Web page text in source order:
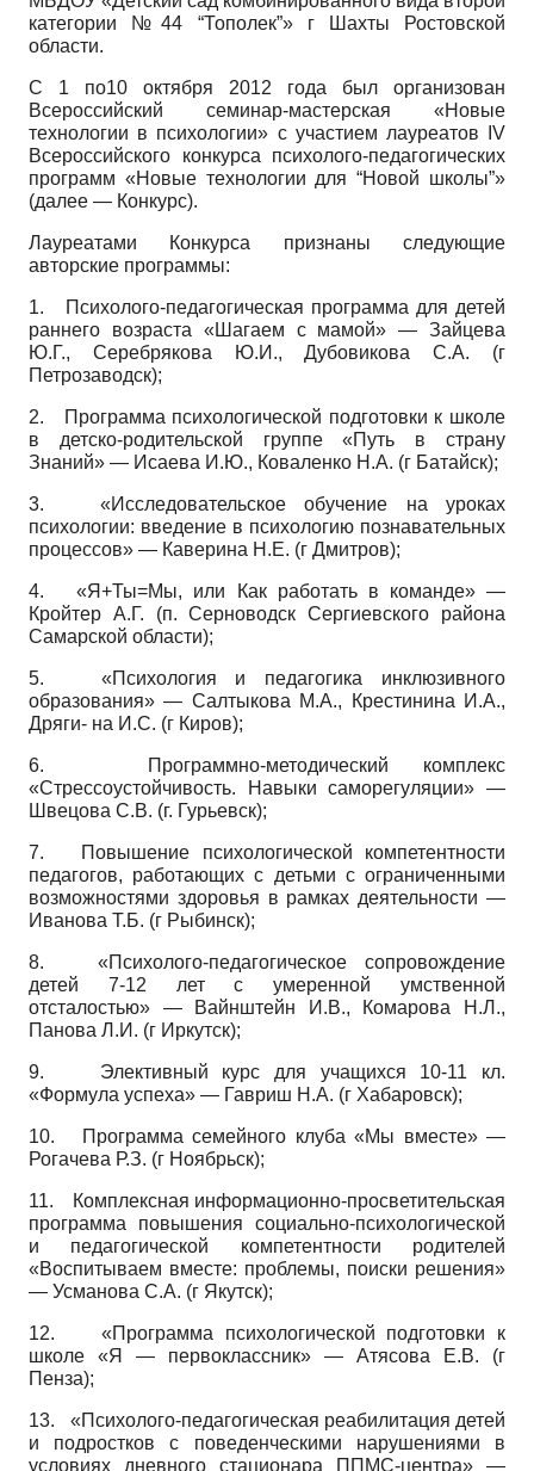
категории №44 “Тополек”» г Шахты Ростовской
области.
С 1 по10 октября 2012 года был организован
Всероссийский семинар-мастерская «Новые
технологии в психологии» с участием лауреатов IV
Всероссийского конкурса психолого-педагогических
программ «Новые технологии для “Новой школы”»
(далее — Конкурс).
Лауреатами Конкурса признаны следующие
авторские программы:
1.
Психолого-педагогическая программа для детей
раннего возраста «Шагаем с мамой» — Зайцева
Ю.Г., Серебрякова Ю.И., Дубовикова С.А. (г
Петрозаводск);
2.
Программа психологической подготовки к школе
в детско-родительской группе «Путь в страну
Знаний» — Исаева И.Ю., Коваленко Н.А. (г Батайск);
3. «Исследовательское обучение на уроках
психологии: введение в психологию познавательных
процессов» — Каверина Н.Е. (г Дмитров);
4.«Я+Ты=Мы, или Как работать в команде» —
Кройтер А.Г. (п. Серноводск Сергиевского района
Самарской области);
5. «Психология и педагогика инклюзивного
образования» — Салтыкова М.А., Крестинина И.А.,
Дряги- на И.С. (г Киров);
6.
Программно-методический комплекс
«Стрессоустойчивость. Навыки саморегуляции» —
Швецова С.В. (г. Гурьевск);
7.
Повышение психологической компетентности
педагогов, работающих с детьми с ограниченными
возможностями здоровья в рамках деятельности —
Иванова Т.Б. (г Рыбинск);
8. «Психолого-педагогическое сопровождение
детей 7-12 лет с умеренной умственной
отсталостью» — Вайнштейн И.В., Комарова Н.Л.,
Панова Л.И. (г Иркутск);
9. Элективный курс для учащихся 10-11 кл.
«Формула успеха» — Гавриш Н.А. (г Хабаровск);
10.
Программа семейного клуба «Мы вместе» —
Рогачева Р.З. (г Ноябрьск);
11.
Комплексная информационно-просветительская
программа повышения социально-психологической
и педагогической компетентности родителей
«Воспитываем вместе: проблемы, поиски решения»
— Усманова С.А. (г Якутск);
12. «Программа психологической подготовки к
школе «Я — первоклассник» — Атясова Е.В. (г
Пенза);
13. «Психолого-педагогическая реабилитация детей
и подростков с поведенческими нарушениями в
условиях дневного стационара ППМС-центра» —